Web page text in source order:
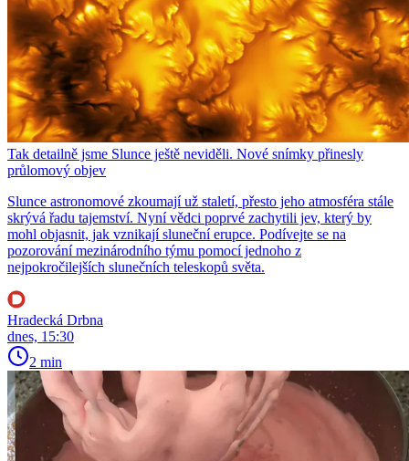
Tak detailně jsme Slunce ještě neviděli. Nové snímky přinesly
průlomový objev
Slunce astronomové zkoumají už staletí, přesto jeho atmosféra stále
skrývá řadu tajemství. Nyní vědci poprvé zachytili jev, který by
mohl objasnit, jak vznikají sluneční erupce. Podívejte se na
pozorování mezinárodního týmu pomocí jednoho z
nejpokročilejších slunečních teleskopů světa.
Hradecká Drbna
dnes, 15:30
2 min